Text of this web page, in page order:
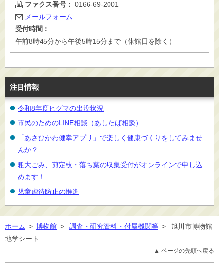
ファクス番号： 0166-69-2001
メールフォーム
受付時間：
午前8時45分から午後5時15分まで（休館日を除く）
注目情報
令和8年度ヒグマの出没状況
市民のためのLINE相談（あしたば相談）
「あさひかわ健幸アプリ」で楽しく健康づくりをしてみませ
んか？
粗大ごみ、剪定枝・落ち葉の収集受付がオンラインで申し込
めます！
児童虐待防止の推進
ホーム > 博物館 > 調査・研究資料・付属機関等 >
旭川市博物館
地学シート
▲ ページの先頭へ戻る